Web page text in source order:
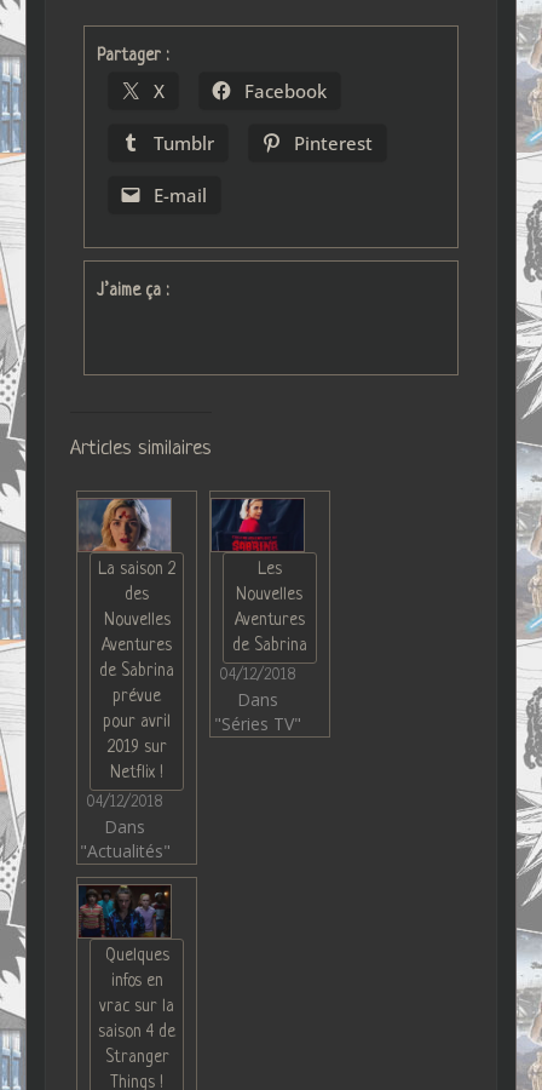
Partager :
X Facebook
Tumblr Pinterest
E-mail
J’aime ça :
Articles similaires
La saison 2
des
Nouvelles
Aventures
de Sabrina
prévue
pour avril
2019 sur
Netflix !
04/12/2018
Dans
"Actualités"
Les
Nouvelles
Aventures
de Sabrina
04/12/2018
Dans
"Séries TV"
Quelques
infos en
vrac sur la
saison 4 de
Stranger
Things !